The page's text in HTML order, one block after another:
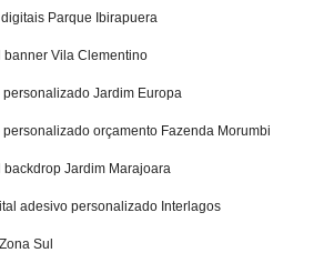
Parque Ibirapuera
Vila Clementino
Jardim Europa
orçamento Fazenda Morumbi
Jardim Marajoara
adesivo personalizado Interlagos
Sul